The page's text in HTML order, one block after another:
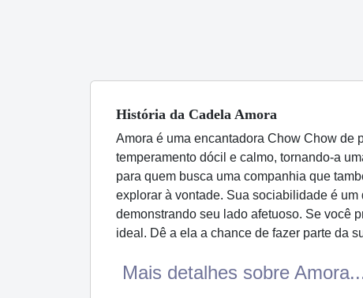
História da Cadela Amora
Amora é uma encantadora Chow Chow de
temperamento dócil e calmo, tornando-a
para quem busca uma companhia que
explorar à vontade. Sua sociabilidade é
demonstrando seu lado afetuoso. Se você
ideal. Dê a ela a chance de fazer parte da
Mais detalhes sobre